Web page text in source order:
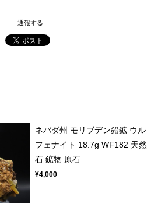
通報する
ネバダ州 モリブデン鉛鉱 ウル
フェナイト 18.7g WF182 天然
石 鉱物 原石
¥4,000